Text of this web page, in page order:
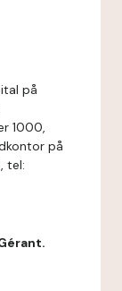
på
1000,
på
tel: